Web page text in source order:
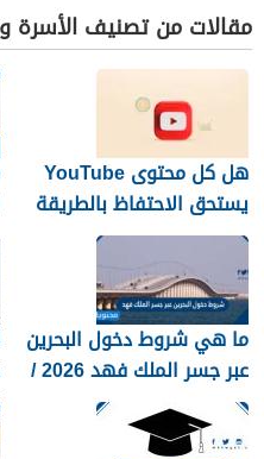
مقالات من تصنيف الأسرة
هل كل محتوى YouTube
يستحق الاحتفاظ بالطريقة
نفسها؟
ما هي شروط دخول البحرين
عبر جسر الملك فهد 2026 /
1448